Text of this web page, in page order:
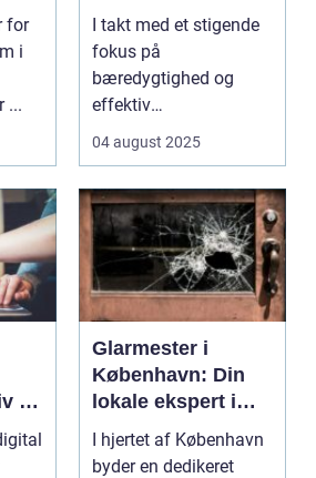
for
i
...
og
ressourcegenanve
ndelse
I takt med et stigende
fokus på
bæredygtighed og
effektiv
bliver spe...
04 august 2025
IT-
Glarmester i
København: Din
lokale ekspert i
glasløsninger
I hjertet af København
byder en dedikeret